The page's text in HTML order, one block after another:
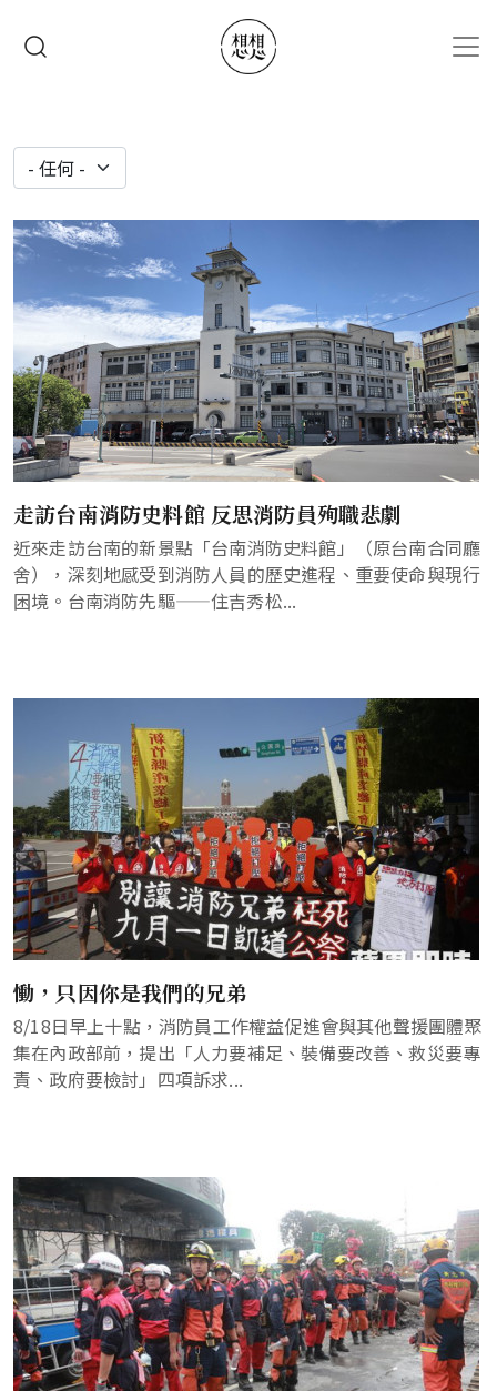
走訪台南消防史料館 反思消防員殉職悲劇
近來走訪台南的新景點「台南消防史料館」（原台南合同廳
舍），深刻地感受到消防人員的歷史進程、重要使命與現行
困境。台南消防先驅——住吉秀松...
慟，只因你是我們的兄弟
8/18日早上十點，消防員工作權益促進會與其他聲援團體聚
集在內政部前，提出「人力要補足、裝備要改善、救災要專
責、政府要檢討」四項訴求...